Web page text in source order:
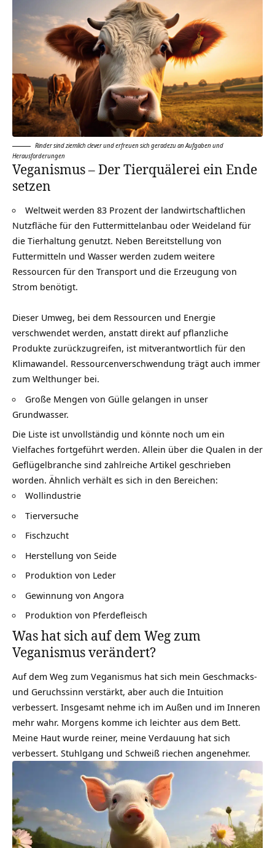
Rinder sind ziemlich clever und erfreuen sich geradezu an Aufgaben und
Herausforderungen
Veganismus – Der Tierquälerei ein Ende
setzen
Weltweit werden 83 Prozent der landwirtschaftlichen
Nutzfläche für den Futtermittelanbau oder Weideland für
die Tierhaltung genutzt. Neben Bereitstellung von
Futtermitteln und Wasser werden zudem weitere
Ressourcen für den Transport und die Erzeugung von
Strom benötigt.
Dieser Umweg, bei dem Ressourcen und Energie
verschwendet werden, anstatt direkt auf pflanzliche
Produkte zurückzugreifen, ist mitverantwortlich für den
Klimawandel. Ressourcenverschwendung trägt auch immer
zum Welthunger bei.
Große Mengen von Gülle gelangen in unser
Grundwasser.
Die Liste ist unvollständig und könnte noch um ein
Vielfaches fortgeführt werden. Allein über die Qualen in der
Geflügelbranche sind zahlreiche Artikel geschrieben
worden. Ähnlich verhält es sich in den Bereichen:
Wollindustrie
Tierversuche
Fischzucht
Herstellung von Seide
Produktion von Leder
Gewinnung von Angora
Produktion von Pferdefleisch
Was hat sich auf dem Weg zum
Veganismus verändert?
Auf dem Weg zum Veganismus hat sich mein Geschmacks-
und Geruchssinn verstärkt, aber auch die Intuition
verbessert. Insgesamt nehme ich im Außen und im Inneren
mehr wahr. Morgens komme ich leichter aus dem Bett.
Meine Haut wurde reiner, meine Verdauung hat sich
verbessert. Stuhlgang und Schweiß riechen angenehmer.